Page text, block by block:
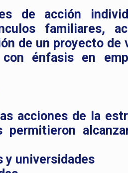
de acción
familiares,
de un proyecto de
énfasis en
acciones de la
permitieron
y universidades